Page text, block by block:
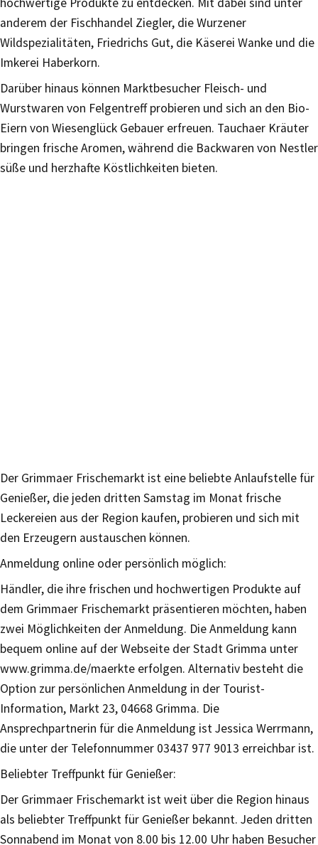
anderem der Fischhandel Ziegler, die Wurzener
Wildspezialitäten, Friedrichs Gut, die Käserei Wanke und die
Imkerei Haberkorn.
Darüber hinaus können Marktbesucher Fleisch- und
Wurstwaren von Felgentreff probieren und sich an den Bio-
Eiern von Wiesenglück Gebauer erfreuen. Tauchaer Kräuter
bringen frische Aromen, während die Backwaren von Nestler
süße und herzhafte Köstlichkeiten bieten.
Der Grimmaer Frischemarkt ist eine beliebte Anlaufstelle für
Genießer, die jeden dritten Samstag im Monat frische
Leckereien aus der Region kaufen, probieren und sich mit
den Erzeugern austauschen können.
Anmeldung online oder persönlich möglich:
Händler, die ihre frischen und hochwertigen Produkte auf
dem Grimmaer Frischemarkt präsentieren möchten, haben
zwei Möglichkeiten der Anmeldung. Die Anmeldung kann
bequem online auf der Webseite der Stadt Grimma unter
www.grimma.de/maerkte erfolgen. Alternativ besteht die
Option zur persönlichen Anmeldung in der Tourist-
Information, Markt 23, 04668 Grimma. Die
Ansprechpartnerin für die Anmeldung ist Jessica Werrmann,
die unter der Telefonnummer 03437 977 9013 erreichbar ist.
Beliebter Treffpunkt für Genießer:
Der Grimmaer Frischemarkt ist weit über die Region hinaus
als beliebter Treffpunkt für Genießer bekannt. Jeden dritten
Sonnabend im Monat von 8.00 bis 12.00 Uhr haben Besucher